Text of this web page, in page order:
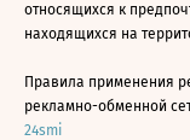
относящихся к
находящихся на
Правила применения
рекламно-обменной
24smi